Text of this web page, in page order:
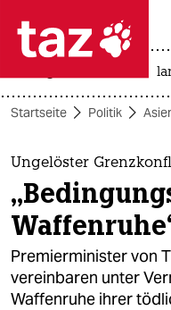
 taz
themen
politik
öko
gesellschaft
Startseite Politik
Ungelöster
Premierminister von
vereinbaren unter
Waffenruhe ihrer